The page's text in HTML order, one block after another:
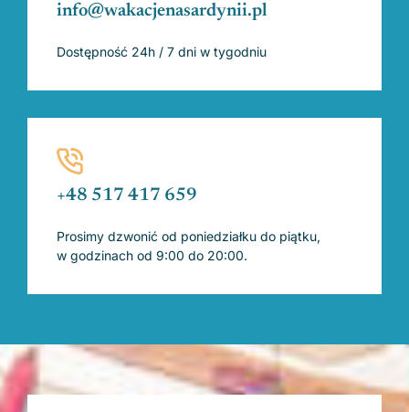
info@wakacjenasardynii.pl
Dostępność 24h / 7 dni w tygodniu
+48 517 417 659
Prosimy dzwonić od poniedziałku do piątku,
w godzinach od 9:00 do 20:00.